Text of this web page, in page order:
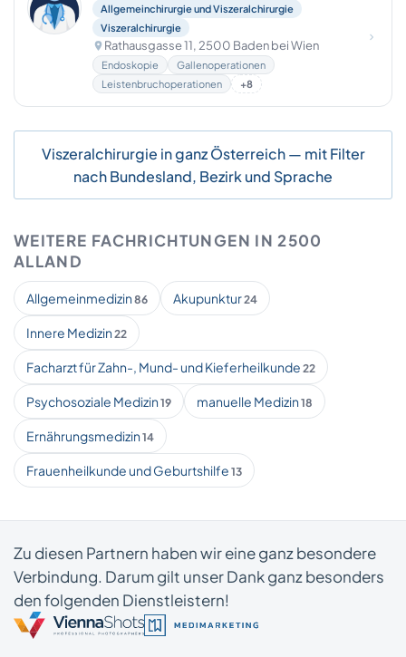
Allgemeinchirurgie und Viszeralchirurgie
Viszeralchirurgie
Rathausgasse 11, 2500 Baden bei Wien
Endoskopie
Gallenoperationen
Leistenbruchoperationen
+8
Viszeralchirurgie in ganz Österreich — mit Filter
nach Bundesland, Bezirk und Sprache
WEITERE FACHRICHTUNGEN IN 2500
ALLAND
Allgemeinmedizin 86 Akupunktur24
Innere Medizin 22
Facharzt für Zahn-, Mund- und Kieferheilkunde 22
Psychosoziale Medizin 19 manuelle Medizin 18
Ernährungsmedizin 14
Frauenheilkunde und Geburtshilfe 13
Zu diesen Partnern haben wir eine ganz besondere
Verbindung. Darum gilt unser Dank ganz besonders
den folgenden Dienstleistern!